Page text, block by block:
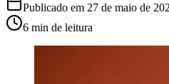
Publicado em 27 de maio de
6 min de leitura